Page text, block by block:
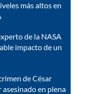
más altos en
de la NASA
impacto de un
de César
en plena